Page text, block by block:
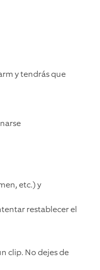
y tendrás que
etc.) y
restablecer el
clip. No dejes de